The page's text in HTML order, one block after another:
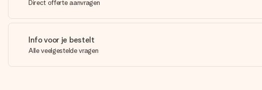
Direct offerte aanvragen
Info voor je bestelt
Alle veelgestelde vragen